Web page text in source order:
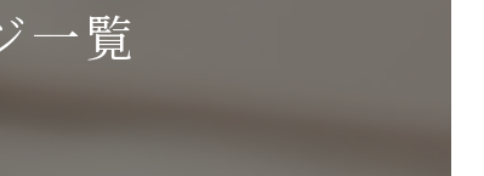
マンツーマン
一覧